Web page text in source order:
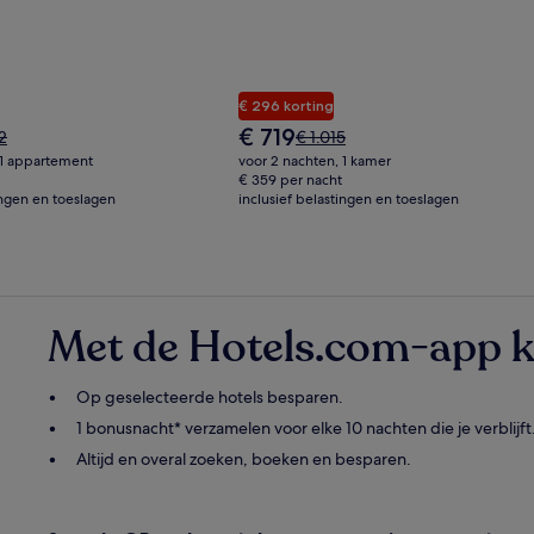
appartement
en toeslagen
€ 296 korting
De
prijs
is
€ 719
€ 719De
prijs
was
€ 1.015,
€ 1.015
voor 2 nachten, 1 kamer
€ 359 per nacht
inclusief belastingen en toeslagen
Met de Hotels.com-app
Op geselecteerde hotels besparen.
1 bonusnacht* verzamelen voor elke 10 nachten die je verblijft.
Altijd en overal zoeken, boeken en besparen.